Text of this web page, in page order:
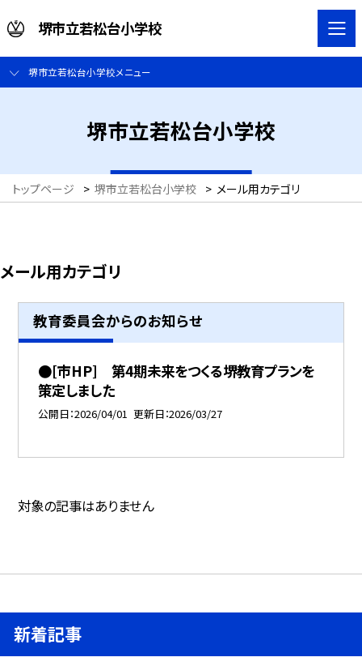
堺市立若松台小学校
堺市立若松台小学校メニュー
堺市立若松台小学校
トップページ > 堺市立若松台小学校 > メール用カテゴリ
メール用カテゴリ
教育委員会からのお知らせ
●[市HP] 第4期未来をつくる堺教育プランを
策定しました
公開日 2026/04/01 更新日 2026/03/27
対象の記事はありません
新着記事